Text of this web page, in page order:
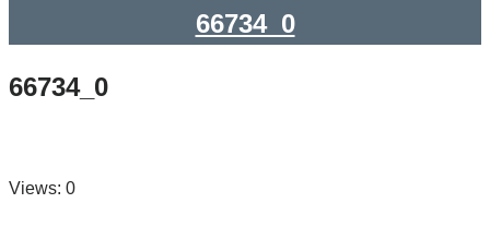
66734_0
66734_0
Views: 0